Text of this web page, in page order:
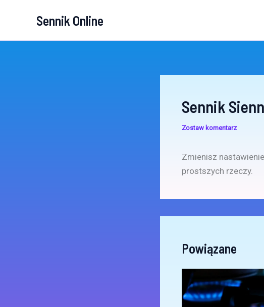
Sennik Online
Sennik
Zostaw komentarz
Zmienisz
prostszych rzeczy.
Powiązane